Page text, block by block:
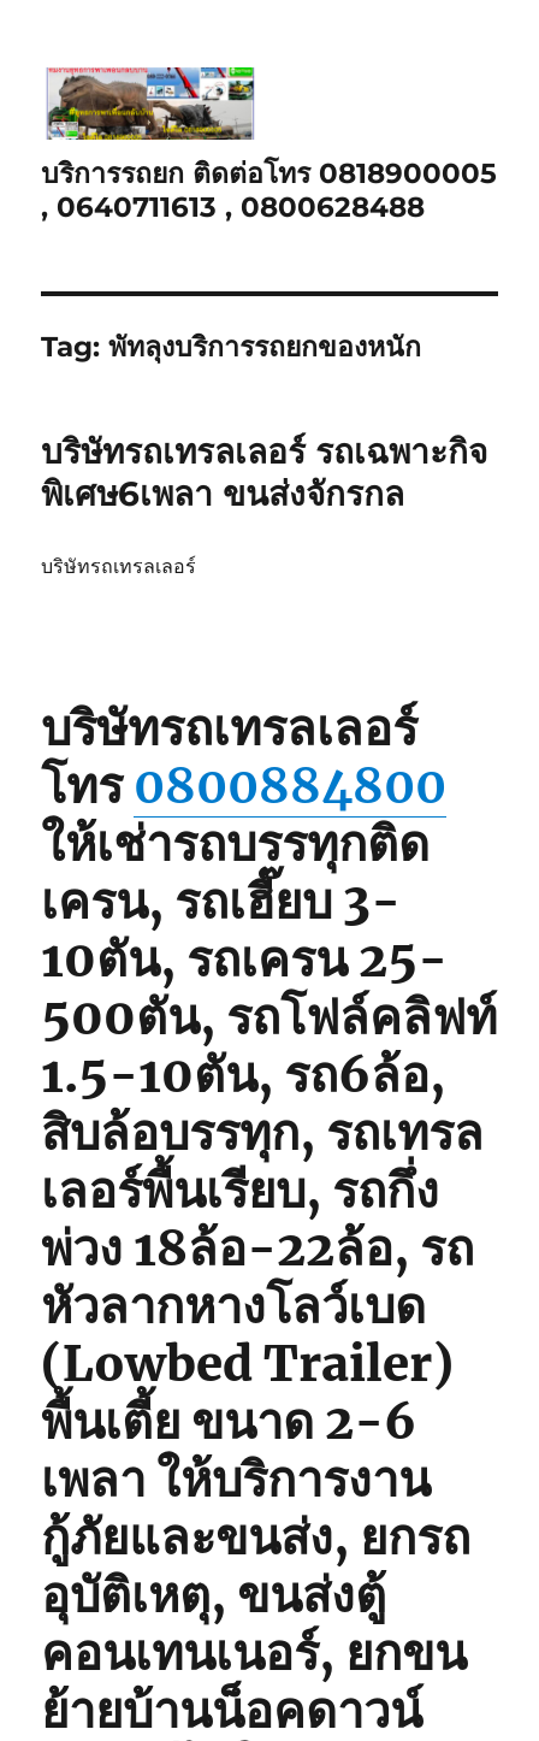
บริการรถยก ติดต่อโทร 0818900005
, 0640711613 , 0800628488
Tag:พัทลุงบริการรถยกของหนัก
บริษัทรถเทรลเลอร์ รถเฉพาะกิจ
พิเศษ6เพลา ขนส่งจักรกล
บริษัทรถเทรลเลอร์
บริษัทรถเทรลเลอร์
โทร0800884800
ให้เช่ารถบรรทุกติด
เครน, รถเฮี๊ยบ 3-
10ตัน, รถเครน 25-
500ตัน, รถโฟล์คลิฟท์
1.5-10ตัน, รถ6ล้อ,
สิบล้อบรรทุก, รถเทรล
เลอร์พื้นเรียบ, รถกึ่ง
พ่วง 18ล้อ-22ล้อ, รถ
หัวลากหางโลว์เบด
(Lowbed Trailer)
พื้นเตี้ย ขนาด 2-6
เพลา ให้บริการงาน
กู้ภัยและขนส่ง, ยกรถ
อุบัติเหตุ, ขนส่งตู้
คอนเทนเนอร์, ยกขน
ย้ายบ้านน็อคดาวน์